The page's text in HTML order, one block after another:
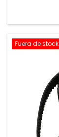
Fuera de stock